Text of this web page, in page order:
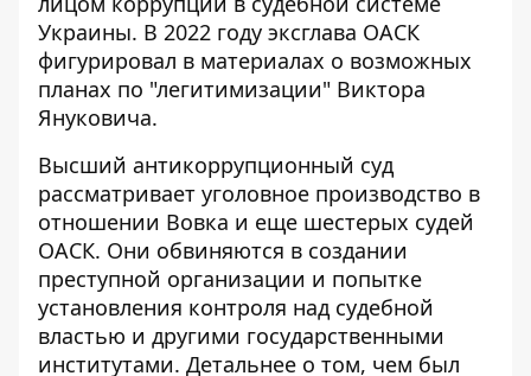
Украины. В 2022 году эксглава ОАСК
фигурировал в материалах о возможных
планах по "легитимизации" Виктора
Януковича.
Высший антикоррупционный суд
рассматривает уголовное производство в
отношении Вовка и еще шестерых судей
ОАСК. Они обвиняются в создании
преступной организации и попытке
установления контроля над судебной
властью и другими государственными
институтами. Детальнее о том, чем был